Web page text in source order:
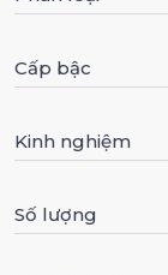
Cấp bậc
Kinh nghiệm
Số lượng